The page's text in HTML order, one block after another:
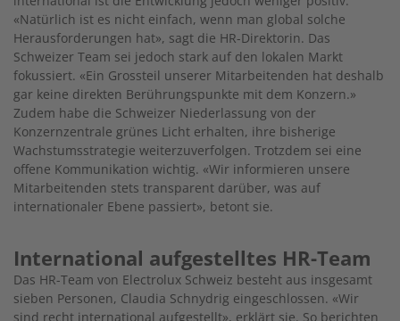
«Natürlich ist es nicht einfach, wenn man global solche
Herausforderungen hat», sagt die HR-Direktorin. Das
Schweizer Team sei jedoch stark auf den lokalen Markt
fokussiert. «Ein Grossteil unserer Mitarbeitenden hat deshalb
gar keine direkten Berührungspunkte mit dem Konzern.»
Zudem habe die Schweizer Niederlassung von der
Konzernzentrale grünes Licht erhalten, ihre bisherige
Wachstumsstrategie weiterzuverfolgen. Trotzdem sei eine
offene Kommunikation wichtig. «Wir informieren unsere
Mitarbeitenden stets transparent darüber, was auf
internationaler Ebene passiert», betont sie.
International aufgestelltes HR-Team
Das HR-Team von Electrolux Schweiz besteht aus insgesamt
sieben Personen, Claudia Schnydrig eingeschlossen. «Wir
sind recht international aufgestellt», erklärt sie. So berichten